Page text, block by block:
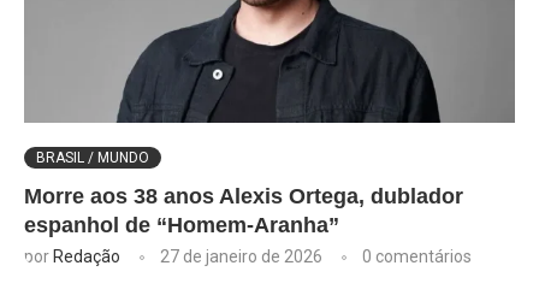
BRASIL / MUNDO
Morre aos 38 anos Alexis Ortega, dublador
espanhol de “Homem-Aranha”
por Redação 27 de janeiro de 2026 0 comentários